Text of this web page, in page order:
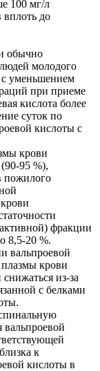
100 мг/л
вплоть до
обычно
молодого
с уменьшением
при приеме
кислота более
суток по
кислоты с
крови
95 %),
пожилого
фракции
8,5-20 %.
вальпроевой
плазмы крови
из-за
с белками
вальпроевой
к
кислоты в